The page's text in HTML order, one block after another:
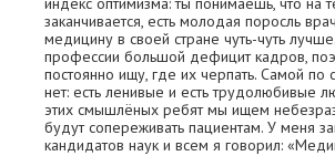
заканчивается, есть молодая поросль
медицину в своей стране чуть-чуть
профессии большой дефицит кадров,
постоянно ищу, где их черпать. Самой по
нет: есть ленивые и есть трудолюбивые
этих смышлёных ребят мы ищем
будут сопереживать пациентам. У меня
кандидатов наук и всем я говорил: